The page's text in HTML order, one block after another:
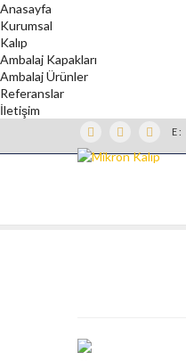
Anasayfa
Kurumsal
Kalıp
Ambalaj Kapakları
Ambalaj Ürünler
Referanslar
İletişim
E :